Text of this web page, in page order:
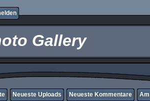
Gallery
Neueste Uploads Neueste Kommentare